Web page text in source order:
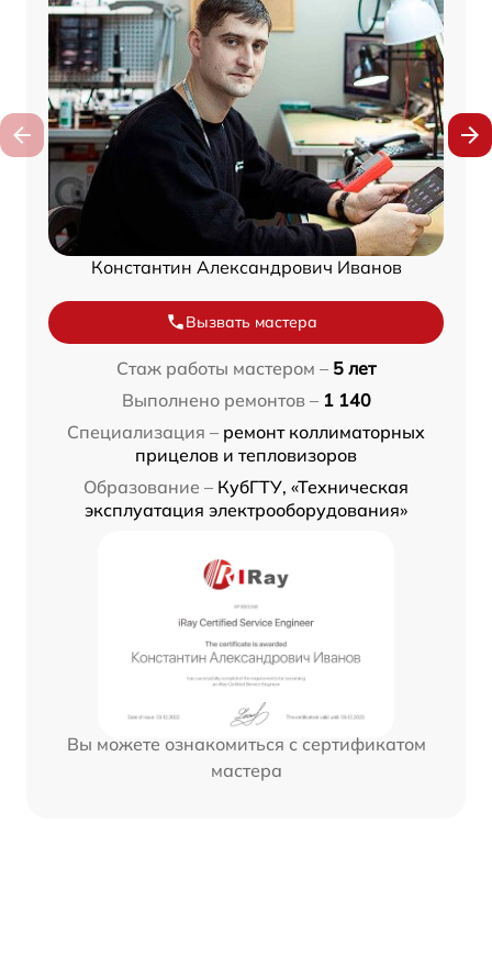
Константин Александрович Иванов
Вызвать мастера
Стаж работы мастером – 5 лет
Выполнено ремонтов – 1 140
Специализация – ремонт коллиматорных
прицелов и тепловизоров
Образование – КубГТУ, «Техническая
эксплуатация электрооборудования»
Вы можете ознакомиться с сертификатом
мастера